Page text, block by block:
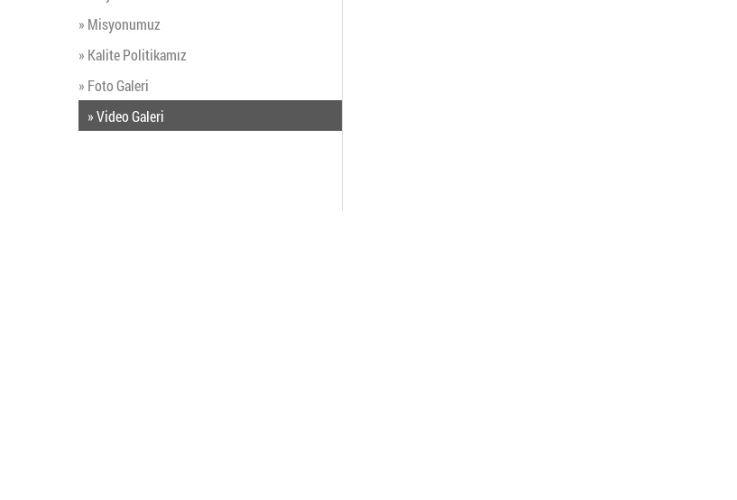
» Misyonumuz
» Kalite Politikamız
» Foto Galeri
» Video Galeri